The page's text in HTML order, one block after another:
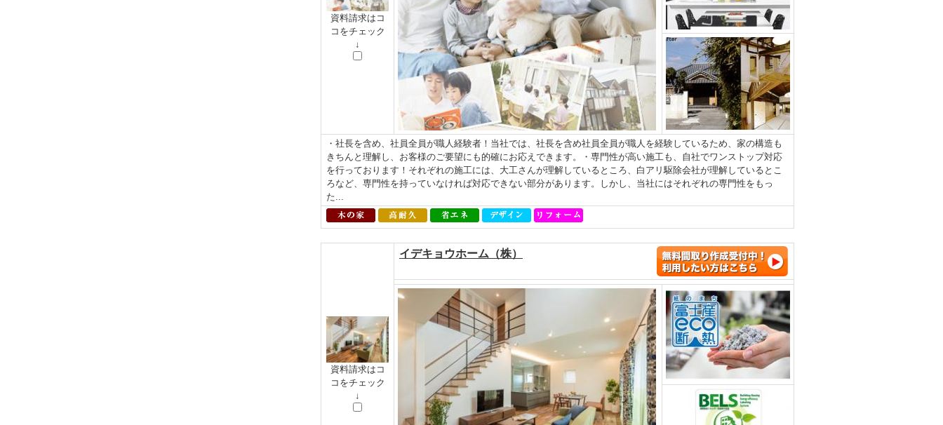
資料請求はコ
コをチェック
↓
・社長を含め、社員全員が職人経験者！当社では、社長を含め社員全員が職人を経験しているため、家の構造も
きちんと理解し、お客様のご要望にも的確にお応えできます。・専門性が高い施工も、自社でワンストップ対応
を行っております！それぞれの施工には、大工さんが理解しているところ、白アリ駆除会社が理解しているとこ
ろなど、専門性を持っていなければ対応できない部分があります。しかし、当社にはそれぞれの専門性をもっ
た...
資料請求はコ
コをチェック
↓
イデキョウホーム（株）